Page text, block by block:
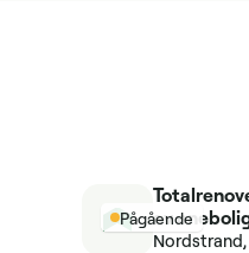
Pågående
av
Nordstrand,